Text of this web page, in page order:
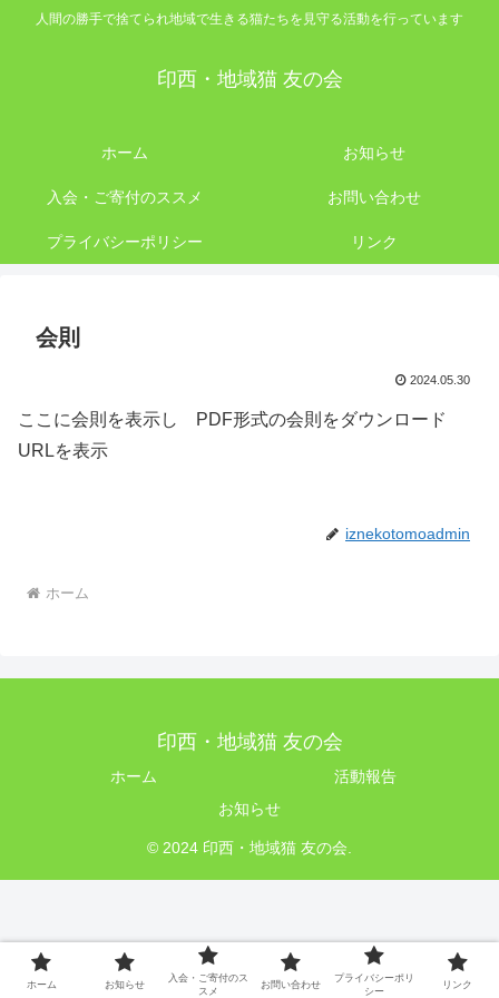
人間の勝手で捨てられ地域で生きる猫たちを見守る活動を行っています
印西・地域猫 友の会
ホーム お知らせ
入会・ご寄付のススメ お問い合わせ
プライバシーポリシー リンク
会則
2024.05.30
ここに会則を表示し PDF形式の会則をダウンロード
URLを表示
iznekotomoadmin
ホーム
印西・地域猫 友の会
ホーム
活動報告
お知らせ
© 2024 印西・地域猫 友の会.
ホーム お知らせ
入会・ご寄付のス
スメ
お問い合わせ
プライバシーポリ
シー
リンク